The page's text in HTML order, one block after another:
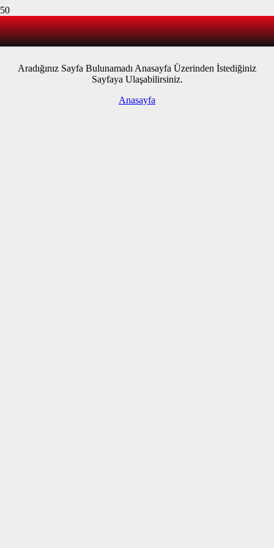
“404 Error”
Aradığınız Sayfa Bulunamadı Anasayfa Üzerinden İstediğiniz
Sayfaya Ulaşabilirsiniz.
Anasayfa